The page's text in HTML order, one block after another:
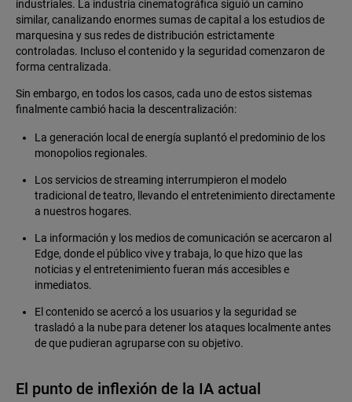
industriales. La industria cinematográfica siguió un camino
similar, canalizando enormes sumas de capital a los estudios de
marquesina y sus redes de distribución estrictamente
controladas. Incluso el contenido y la seguridad comenzaron de
forma centralizada.
Sin embargo, en todos los casos, cada uno de estos sistemas
finalmente cambió hacia la descentralización:
La generación local de energía suplantó el predominio de los
monopolios regionales.
Los servicios de streaming interrumpieron el modelo
tradicional de teatro, llevando el entretenimiento directamente
a nuestros hogares.
La información y los medios de comunicación se acercaron al
Edge, donde el público vive y trabaja, lo que hizo que las
noticias y el entretenimiento fueran más accesibles e
inmediatos.
El contenido se acercó a los usuarios y la seguridad se
trasladó a la nube para detener los ataques localmente antes
de que pudieran agruparse con su objetivo.
El punto de inflexión de la IA actual